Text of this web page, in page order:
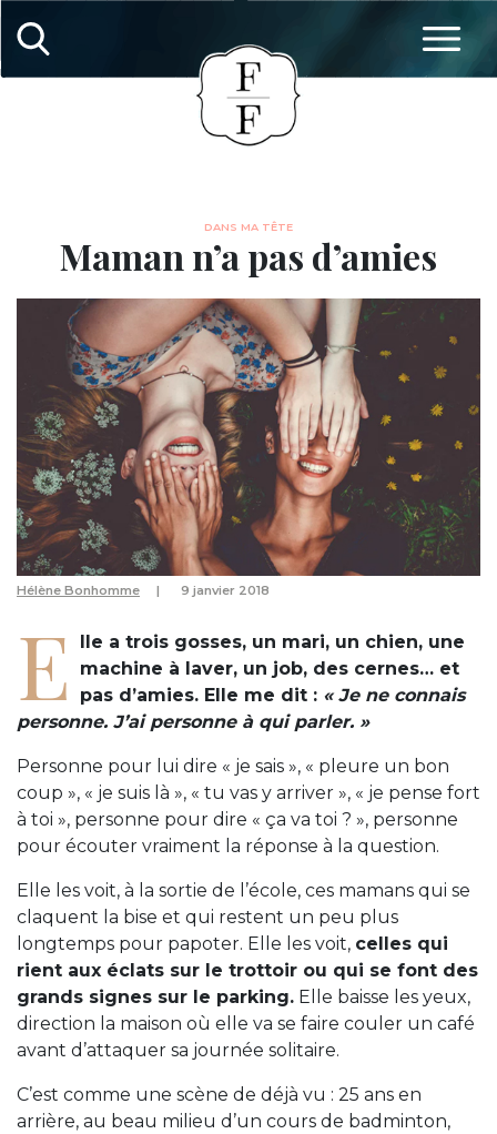
DANS MA TÊTE
Maman n’a pas d’amies
Hélène Bonhomme 9 janvier 2018
E
lle a trois gosses, un mari, un chien, une
machine à laver, un job, des cernes… et
pas d’amies. Elle me dit : « Je ne connais
personne. J’ai personne à qui parler. »
Personne pour lui dire « je sais », « pleure un bon
coup », « je suis là », « tu vas y arriver », « je pense fort
à toi », personne pour dire « ça va toi ? », personne
pour écouter vraiment la réponse à la question.
Elle les voit, à la sortie de l’école, ces mamans qui se
claquent la bise et qui restent un peu plus
longtemps pour papoter. Elle les voit, celles qui
rient aux éclats sur le trottoir ou qui se font des
grands signes sur le parking. Elle baisse les yeux,
direction la maison où elle va se faire couler un café
avant d’attaquer sa journée solitaire.
C’est comme une scène de déjà vu : 25 ans en
arrière, au beau milieu d’un cours de badminton,